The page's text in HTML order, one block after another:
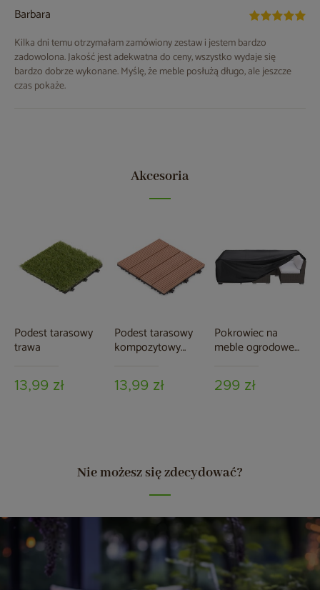
Barbara
Kilka dni temu otrzymałam zamówiony zestaw i jestem bardzo
zadowolona. Jakość jest adekwatna do ceny, wszystko wydaje się
bardzo dobrze wykonane. Myślę, że meble posłużą długo, ale jeszcze
czas pokaże.
Akcesoria
Podest tarasowy
trawa
13,99 zł
Podest tarasowy
kompozytowy
13,99 zł
Pokrowiec na
meble ogrodowe
czarny
299 zł
Nie możesz się zdecydować?